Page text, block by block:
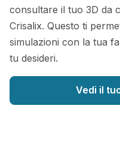
consultare il tuo 3D da
Crisalix. Questo ti
simulazioni con la tua
tu desideri.
Vedi il